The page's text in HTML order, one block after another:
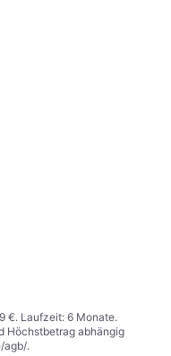
€. Laufzeit: 6 Monate.
Höchstbetrag abhängig
agb/.